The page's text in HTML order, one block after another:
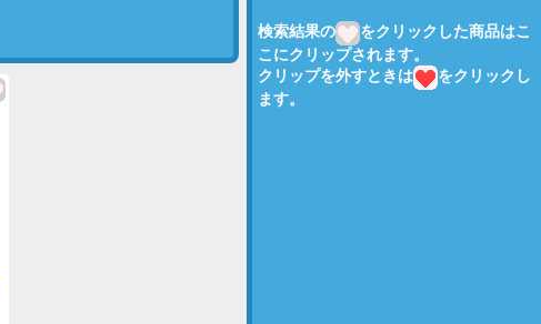
検索結果の
をクリックした商品はこ
こにクリップされます。
クリップを外すときは
をクリックし
ます。